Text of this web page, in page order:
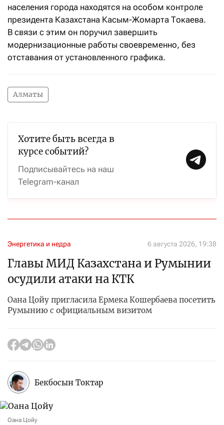
населения города находятся на особом контроле
президента Казахстана Касым-Жомарта Токаева.
В связи с этим он поручил завершить
модернизационные работы своевременно, без
отставания от установленного графика.
Алматы
Хотите быть всегда в
курсе событий?
Подписывайтесь на наш
Telegram-канал
Энергетика и недра 6 августа 2026, 19:38
Главы МИД Казахстана и Румынии
осудили атаки на КТК
Оана Цойу пригласила Ермека Кошербаева посетить
Румынию с официальным визитом
Бекбосын Токтар
Оана Цойу